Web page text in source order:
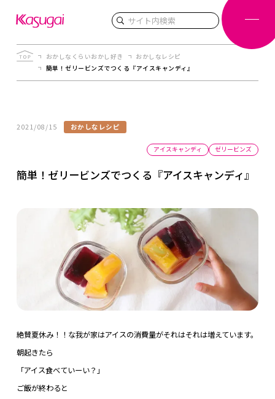
検索
おかしなくらいおかし好き
おかしなレシピ
簡単！ゼリービンズでつくる『アイスキャンディ』
2021/08/15 おかしなレシピ
アイスキャンディ ゼリービンズ
簡単！ゼリービンズでつくる『アイスキャンディ』
絶賛夏休み！！な我が家はアイスの消費量がそれはそれは増えています。
朝起きたら
「アイス食べていーい？」
ご飯が終わると